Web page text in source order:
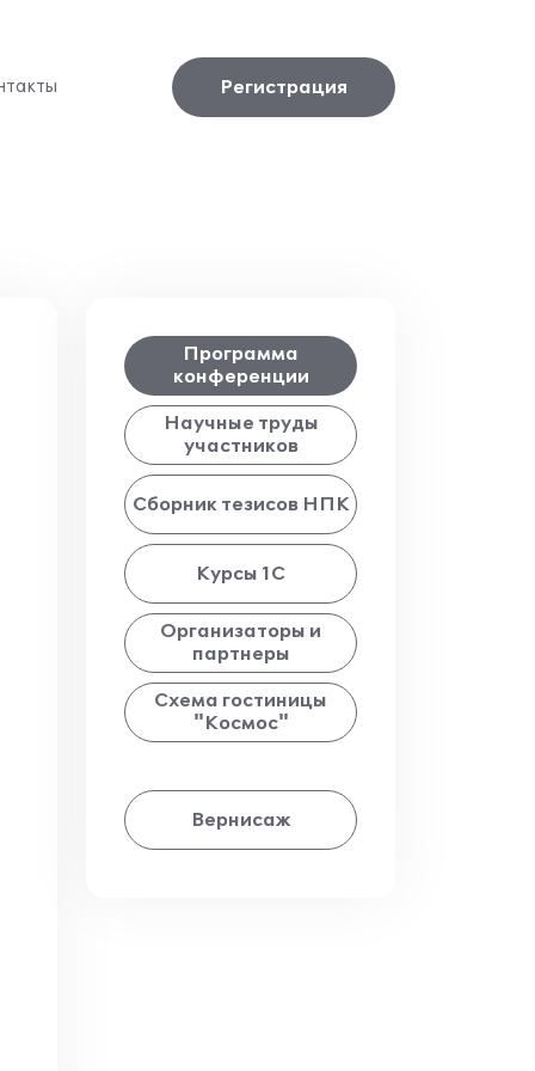
Регистрация
Программа
конференции
Научные труды
участников
Сборник тезисов НПК
Курсы 1С
Организаторы и
партнеры
Схема гостиницы
"Космос"
Вернисаж